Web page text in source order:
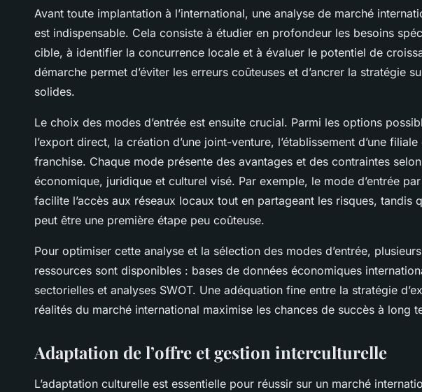
Avant toute implantation à l’international, une analyse de marché
est indispensable. Cela consiste à étudier en profondeur les besoins
cible, à identifier la concurrence locale et à évaluer le potentiel de
démarche permet d’éviter les erreurs coûteuses et d’ancrer la stratégie
solides.
Le choix des modes d’entrée est ensuite crucial. Parmi les options
l’export direct, la création d’une joint-venture, l’établissement d’une
franchise. Chaque mode présente des avantages et des contraintes
économique, juridique et culturel visé. Par exemple, le mode d’entrée
facilite l’accès aux réseaux locaux tout en partageant les risques, tandis
peut être une première étape peu coûteuse.
Pour optimiser cette analyse et la sélection des modes d’entrée,
ressources sont disponibles : bases de données économiques
sectorielles et analyses SWOT. Une adéquation fine entre la stratégie
réalités du marché international maximise les chances de succès à long
Adaptation de l’offre et gestion interculturelle
L’adaptation culturelle est essentielle pour réussir sur un marché